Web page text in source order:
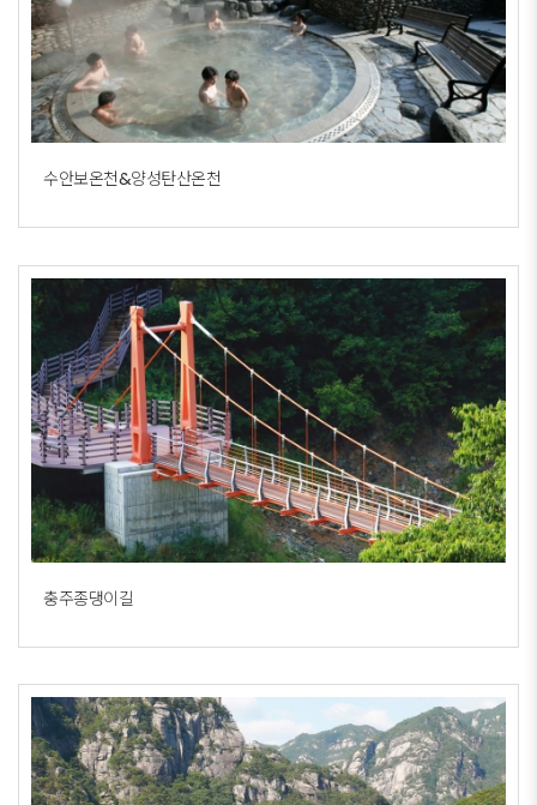
수안보온천&양성탄산온천
충주종댕이길